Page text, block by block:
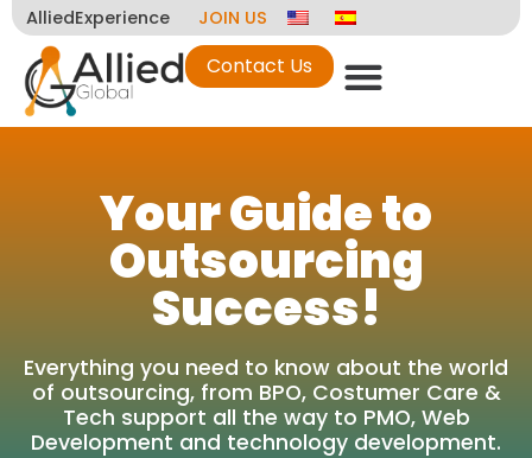
AlliedExperience JOIN US
Contact Us
Your Guide to
Outsourcing
Success!
Everything you need to know about the world
of outsourcing, from BPO, Costumer Care &
Tech support all the way to PMO, Web
Development and technology development.